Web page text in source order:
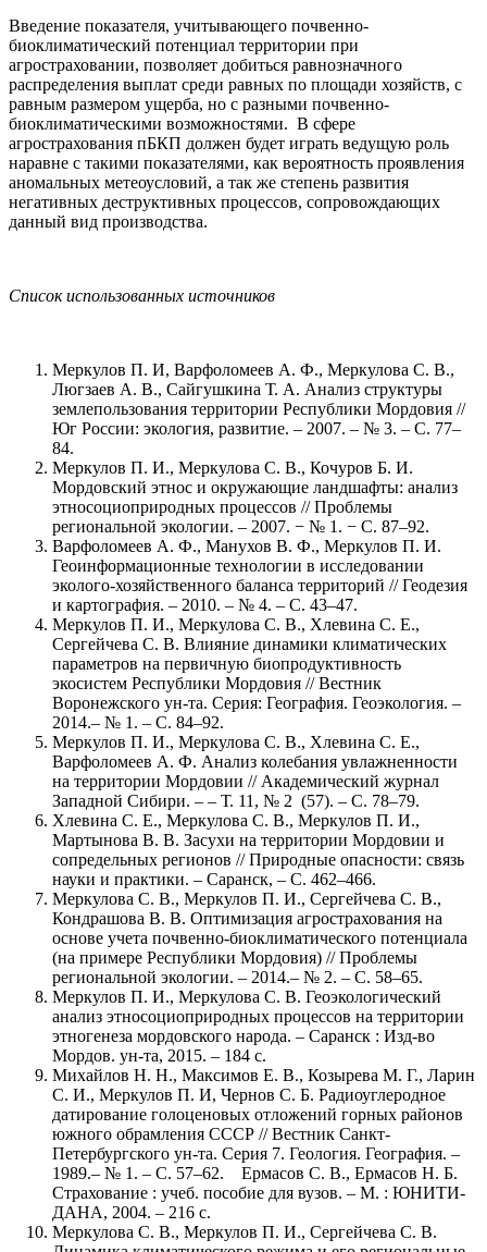
Введение показателя, учитывающего почвенно-
биоклиматический потенциал территории при
агростраховании, позволяет добиться равнозначного
распределения выплат среди равных по площади хозяйств, с
равным размером ущерба, но с разными почвенно-
биоклиматическими возможностями. В сфере
агрострахования пБКП должен будет играть ведущую роль
наравне с такими показателями, как вероятность проявления
аномальных метеоусловий, а так же степень развития
негативных деструктивных процессов, сопровождающих
данный вид производства.
Список использованных источников
Меркулов П. И, Варфоломеев А. Ф., Меркулова С. В.,
Люгзаев А. В., Сайгушкина Т. А. Анализ структуры
землепользования территории Республики Мордовия //
Юг России: экология, развитие. – 2007. – № 3. – С. 77–
84.
Меркулов П. И., Меркулова С. В., Кочуров Б. И.
Мордовский этнос и окружающие ландшафты: анализ
этносоциоприродных процессов // Проблемы
региональной экологии. – 2007. − № 1. − С. 87–92.
Варфоломеев А. Ф., Манухов В. Ф., Меркулов П. И.
Геоинформационные технологии в исследовании
эколого-хозяйственного баланса территорий // Геодезия
и картография. – 2010. – № 4. – С. 43–47.
Меркулов П. И., Меркулова С. В., Хлевина С. Е.,
Сергейчева С. В. Влияние динамики климатических
параметров на первичную биопродуктивность
экосистем Республики Мордовия // Вестник
Воронежского ун-та. Серия: География. Геоэкология. –
2014.– № 1. – С. 84–92.
Меркулов П. И., Меркулова С. В., Хлевина С. Е.,
Варфоломеев А. Ф. Анализ колебания увлажненности
на территории Мордовии // Академический журнал
Западной Сибири. – – Т. 11, № 2 (57). – С. 78–79.
Хлевина С. Е., Меркулова С. В., Меркулов П. И.,
Мартынова В. В. Засухи на территории Мордовии и
сопредельных регионов // Природные опасности: связь
науки и практики. – Саранск, – С. 462–466.
Меркулова С. В., Меркулов П. И., Сергейчева С. В.,
Кондрашова В. В. Оптимизация агрострахования на
основе учета почвенно-биоклиматического потенциала
(на примере Республики Мордовия) // Проблемы
региональной экологии. – 2014.– № 2. – С. 58–65.
Меркулов П. И., Меркулова С. В. Геоэкологический
анализ этносоциоприродных процессов на территории
этногенеза мордовского народа. – Саранск : Изд-во
Мордов. ун-та, 2015. – 184 с.
Михайлов Н. Н., Максимов Е. В., Козырева М. Г., Ларин
С. И., Меркулов П. И, Чернов С. Б. Радиоуглеродное
датирование голоценовых отложений горных районов
южного обрамления СССР // Вестник Санкт-
Петербургского ун-та. Серия 7. Геология. География. –
1989.– № 1. – С. 57–62. Ермасов С. В., Ермасов Н. Б.
Страхование : учеб. пособие для вузов. – М. : ЮНИТИ-
ДАНА, 2004. – 216 с.
Меркулова С. В., Меркулов П. И., Сергейчева С. В.